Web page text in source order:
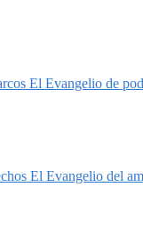
El Evangelio de
El Evangelio del